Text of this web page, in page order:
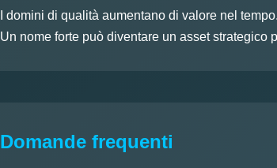
I domini di qualità aumentano di valore nel tempo.
Un nome forte può diventare un asset
Domande frequenti